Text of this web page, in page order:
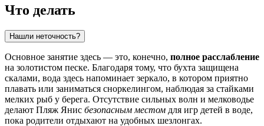
Что делать
Нашли неточность?
Основное занятие здесь — это, конечно, полное расслабление
на золотистом песке. Благодаря тому, что бухта защищена
скалами, вода здесь напоминает зеркало, в котором приятно
плавать или заниматься сноркелингом, наблюдая за стайками
мелких рыб у берега. Отсутствие сильных волн и мелководье
делают Пляж Янис безопасным местом для игр детей в воде,
пока родители отдыхают на удобных шезлонгах.